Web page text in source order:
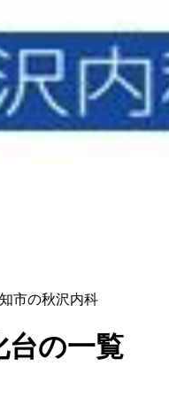
市の秋沢内科
台の一覧